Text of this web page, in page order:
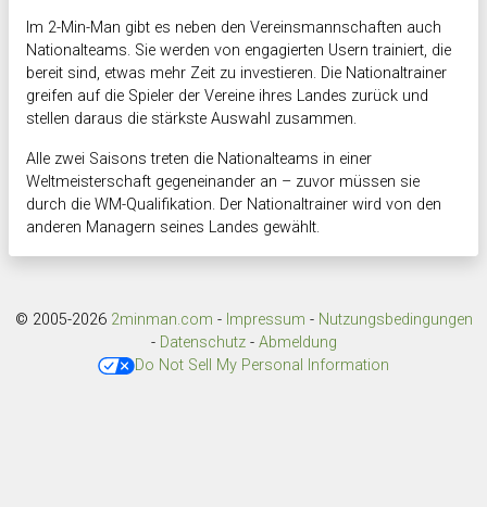
Im 2-Min-Man gibt es neben den Vereinsmannschaften auch
Nationalteams. Sie werden von engagierten Usern trainiert, die
bereit sind, etwas mehr Zeit zu investieren. Die Nationaltrainer
greifen auf die Spieler der Vereine ihres Landes zurück und
stellen daraus die stärkste Auswahl zusammen.
Alle zwei Saisons treten die Nationalteams in einer
Weltmeisterschaft gegeneinander an – zuvor müssen sie
durch die WM-Qualifikation. Der Nationaltrainer wird von den
anderen Managern seines Landes gewählt.
© 2005-2026 2minman.com - Impressum - Nutzungsbedingungen
- Datenschutz- Abmeldung
Do Not Sell My Personal Information